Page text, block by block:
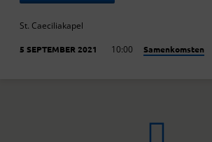
St. Caeciliakapel
5 SEPTEMBER 2021 10:00 Samenkomsten